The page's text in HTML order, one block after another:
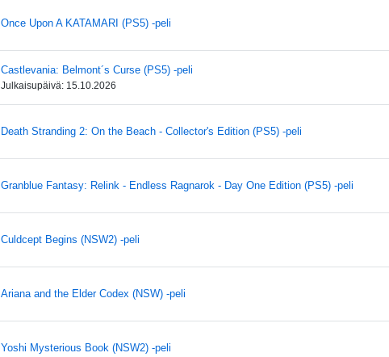
Once Upon A KATAMARI (PS5) -peli
Castlevania: Belmont´s Curse (PS5) -peli
Julkaisupäivä: 15.10.2026
Death Stranding 2: On the Beach - Collector's Edition (PS5) -peli
Granblue Fantasy: Relink - Endless Ragnarok - Day One Edition (PS5) -peli
Culdcept Begins (NSW2) -peli
Ariana and the Elder Codex (NSW) -peli
Yoshi Mysterious Book (NSW2) -peli